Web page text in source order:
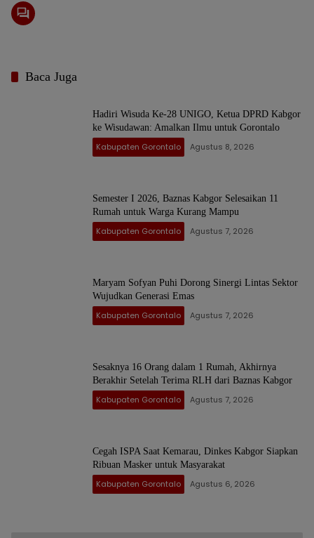
Baca Juga
Hadiri Wisuda Ke-28 UNIGO, Ketua DPRD Kabgor
ke Wisudawan: Amalkan Ilmu untuk Gorontalo
Kabupaten Gorontalo Agustus 8, 2026
Semester I 2026, Baznas Kabgor Selesaikan 11
Rumah untuk Warga Kurang Mampu
Kabupaten Gorontalo Agustus 7, 2026
Maryam Sofyan Puhi Dorong Sinergi Lintas Sektor
Wujudkan Generasi Emas
Kabupaten Gorontalo Agustus 7, 2026
Sesaknya 16 Orang dalam 1 Rumah, Akhirnya
Berakhir Setelah Terima RLH dari Baznas Kabgor
Kabupaten Gorontalo Agustus 7, 2026
Cegah ISPA Saat Kemarau, Dinkes Kabgor Siapkan
Ribuan Masker untuk Masyarakat
Kabupaten Gorontalo Agustus 6, 2026